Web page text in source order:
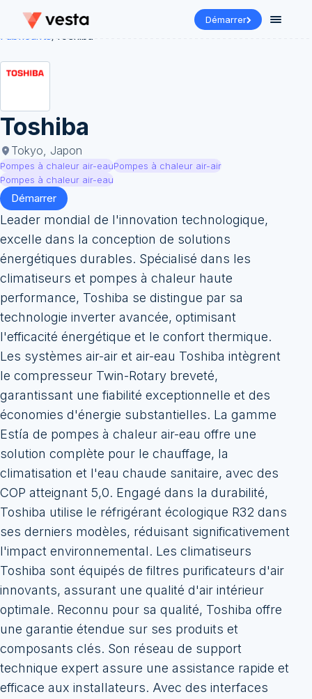
Démarrer
Fabricants/ Toshiba
Toshiba
Tokyo, Japon
Pompes à chaleur air-eauPompes à chaleur air-air
Pompes à chaleur air-eau
Démarrer
Leader mondial de l'innovation technologique,
excelle dans la conception de solutions
énergétiques durables. Spécialisé dans les
climatiseurs et pompes à chaleur haute
performance, Toshiba se distingue par sa
technologie inverter avancée, optimisant
l'efficacité énergétique et le confort thermique.
Les systèmes air-air et air-eau Toshiba intègrent
le compresseur Twin-Rotary breveté,
garantissant une fiabilité exceptionnelle et des
économies d'énergie substantielles. La gamme
Estía de pompes à chaleur air-eau offre une
solution complète pour le chauffage, la
climatisation et l'eau chaude sanitaire, avec des
COP atteignant 5,0. Engagé dans la durabilité,
Toshiba utilise le réfrigérant écologique R32 dans
ses derniers modèles, réduisant significativement
l'impact environnemental. Les climatiseurs
Toshiba sont équipés de filtres purificateurs d'air
innovants, assurant une qualité d'air intérieur
optimale. Reconnu pour sa qualité, Toshiba offre
une garantie étendue sur ses produits et
composants clés. Son réseau de support
technique expert assure une assistance rapide et
efficace aux installateurs. Avec des interfaces